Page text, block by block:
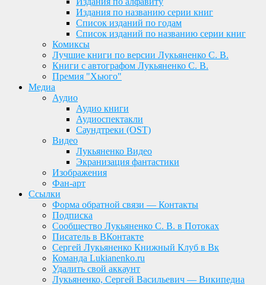
Издания по названию серии книг
Список изданий по годам
Список изданий по названию серии книг
Комиксы
Лучшие книги по версии Лукьяненко С. В.
Книги с автографом Лукьяненко С. В.
Премия "Хьюго"
Медиа
Аудио
Аудио книги
Аудиоспектакли
Саундтреки (OST)
Видео
Лукьяненко Видео
Экранизация фантастики
Изображения
Фан-арт
Ссылки
Форма обратной связи — Контакты
Подписка
Сообщество Лукьяненко С. В. в Потоках
Писатель в ВКонтакте
Сергей Лукьяненко Книжный Клуб в Вк
Команда Lukianenko.ru
Удалить свой аккаунт
Лукьяненко, Сергей Васильевич — Википедиа